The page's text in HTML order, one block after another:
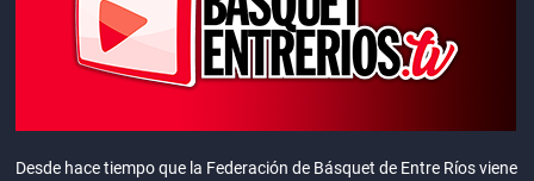
Desde hace tiempo que la Federación de Básquet de Entre Ríos viene